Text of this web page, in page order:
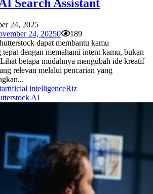
Search Assistant
24, 2025
24, 20250
189
dapat membantu kamu
tepat dengan memahami intent kamu, bukan
betapa mudahnya mengubah ide kreatif
relevan melalui pencarian yang
artificial intelligenceRiz
AI